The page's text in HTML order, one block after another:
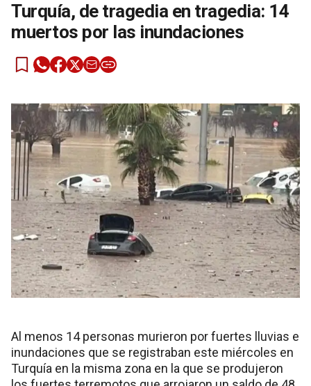
Turquía, de tragedia en tragedia: 14
muertos por las inundaciones
Al menos 14 personas murieron por fuertes lluvias e
inundaciones que se registraban este miércoles en
Turquía en la misma zona en la que se produjeron